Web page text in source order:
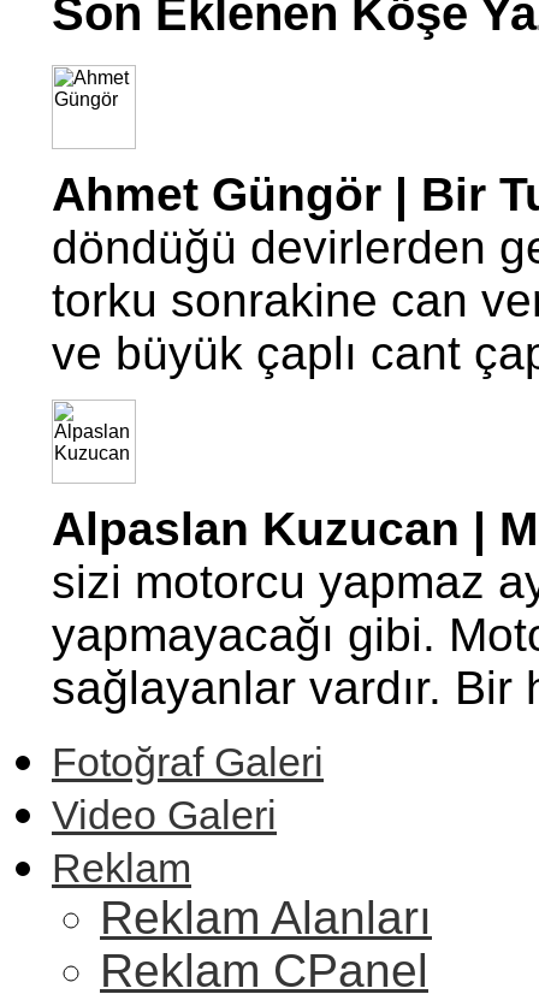
Son Eklenen Köşe
Ahmet Güngör | Bir
döndüğü devirlerden
torku sonrakine can
ve büyük çaplı cant
Alpaslan Kuzucan |
sizi motorcu yapmaz
yapmayacağı gibi.
sağlayanlar vardır.
Fotoğraf Galeri
Video Galeri
Reklam
Reklam Alanları
Reklam CPanel